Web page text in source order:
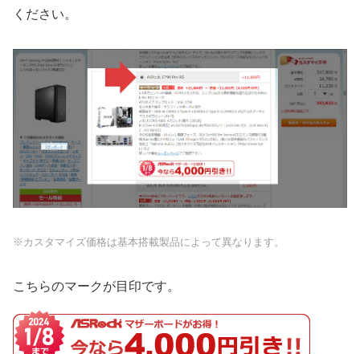
ください。
※カスタマイズ価格は基本搭載製品によって異なります。
こちらのマークが目印です。